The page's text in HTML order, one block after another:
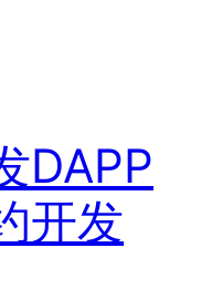
DAPP
开发